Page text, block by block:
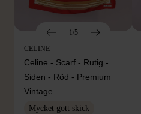
1/5
CELINE
Celine - Scarf - Rutig -
Siden - Röd - Premium
Vintage
Mycket gott skick